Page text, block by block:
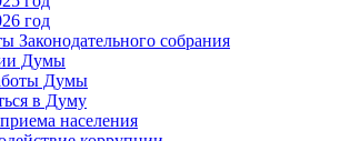
год
Законодательного собрания
Думы
Думы
в Думу
населения